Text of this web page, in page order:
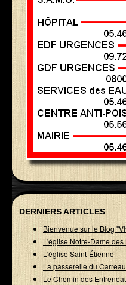
DERNIERS ARTICLES
Bienvenue sur le Blog
L'église Notre-Dame des
L'église Saint-Étienne
La passerelle du
Le Chemin des